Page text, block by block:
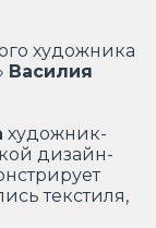
художника
Василия
художник-
дизайн-
текстиля,